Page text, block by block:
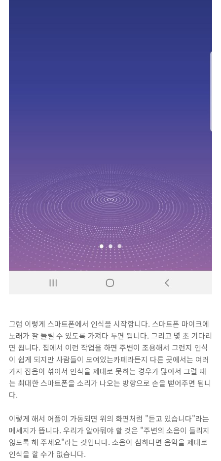
그럼 이렇게 스마트폰에서 인식을 시작합니다. 스마트폰 마이크에
노래가 잘 들릴 수 있도록 가져다 두면 됩니다. 그리고 몇 초 기다리
면 됩니다. 집에서 이런 작업을 하면 주변이 조용해서 그런지 인식
이 쉽게 되지만 사람들이 모여있는카페라든지 다른 곳에서는 여러
가지 잡음이 섞여서 인식을 제대로 못하는 경우가 많아서 그럴 때
는 최대한 스마트폰을 소리가 나오는 방향으로 손을 뻗어주면 됩니
다.
이렇게 해서 어플이 가동되면 위의 화면처럼 "듣고 있습니다"라는
메세지가 뜹니다. 우리가 알아둬야 할 것은 "주변의 소음이 들리지
않도록 해 주세요"라는 것입니다. 소음이 심하다면 음악을 제대로
인식을 할 수가 없습니다.